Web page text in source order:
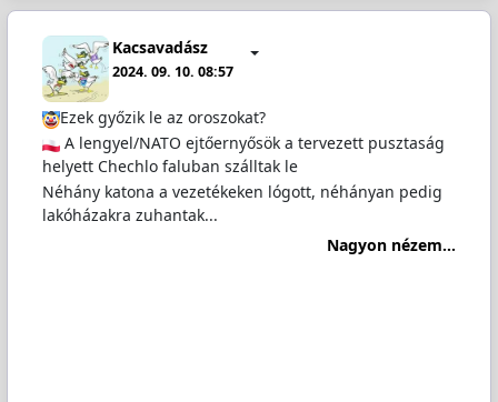
Kacsavadász
2024. 09. 10. 08:57
Ezek győzik le az oroszokat?
A lengyel/NATO ejtőernyősök a tervezett pusztaság
helyett Chechlo faluban szálltak le
Néhány katona a vezetékeken lógott, néhányan pedig
lakóházakra zuhantak...
Nagyon nézem...